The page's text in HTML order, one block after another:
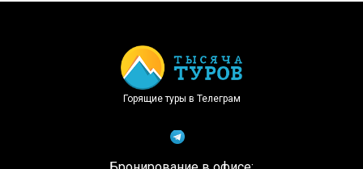
Горящие туры в Телеграм